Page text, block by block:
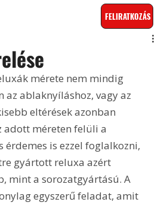
FELIRATKOZÁS
mérete nem mindig
az ablaknyíláshoz, vagy az
eltérések azonban
adott méreten felüli a
érdemes is ezzel foglalkozni,
gyártott reluxa azért
mint a sorozatgyártású. A
egyszerű feladat, amit